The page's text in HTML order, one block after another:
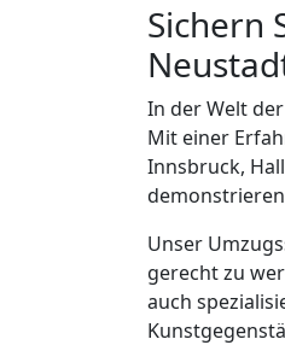
Sichern
In der Welt
Mit einer
Innsbruck,
Unser
gerecht zu
auch